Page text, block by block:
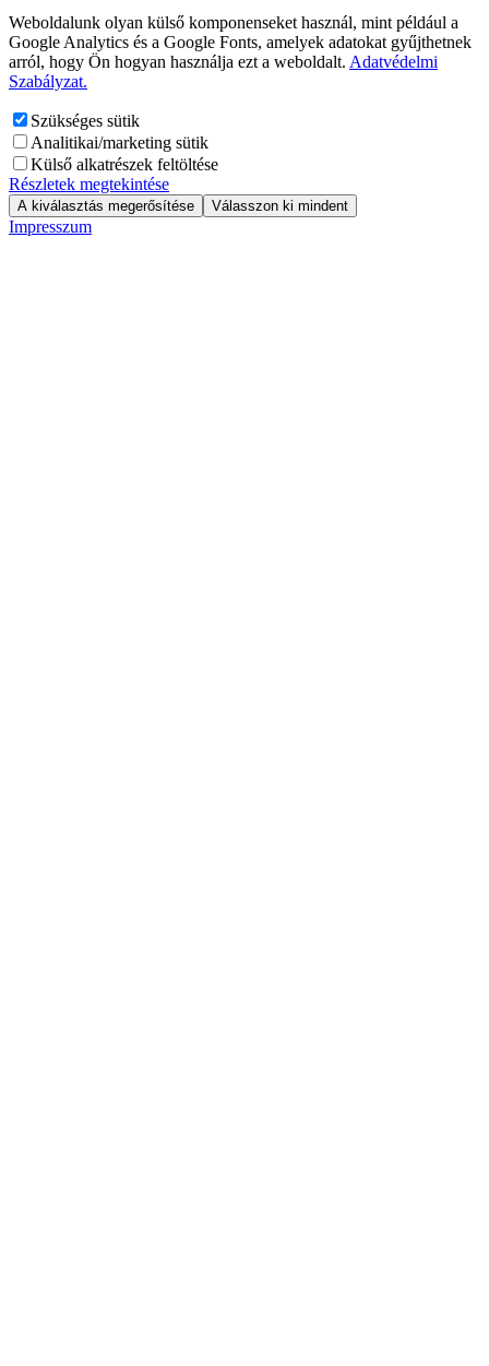
Weboldalunk olyan külső komponenseket használ, mint például a
Google Analytics és a Google Fonts, amelyek adatokat gyűjthetnek
arról, hogy Ön hogyan használja ezt a weboldalt. Adatvédelmi
Szabályzat.
Szükséges sütik
Analitikai/marketing sütik
Külső alkatrészek feltöltése
Részletek megtekintése
A kiválasztás megerősítése Válasszon ki mindent
Impresszum